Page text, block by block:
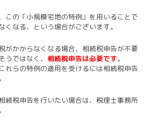
この「小規模宅地の特例」を用いることで
くなる、という場合がございます。
がかからなくなる場合、相続税申告が不要
うではなく、 相続税申告は必要です。
れらの特例の適用を受けるには相続税申告
続税申告を行いたい場合は、税理士事務所